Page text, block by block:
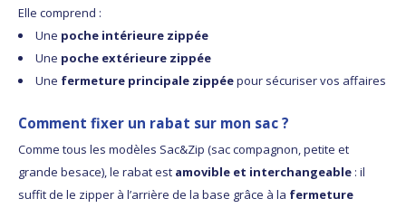
Elle comprend :
Une poche intérieure zippée
Une poche extérieure zippée
Une fermeture principale zippéepour sécuriser vos affaires
Comment fixer un rabat sur mon sac ?
Comme tous les modèles Sac&Zip (sac compagnon, petite et
grande besace), le rabat est amovible et interchangeable : il
suffit de le zipper à l’arrière de la base grâce à la fermeture